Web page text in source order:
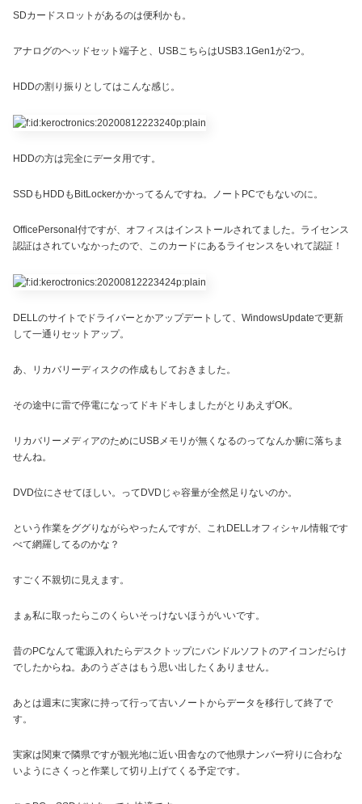
SDカードスロットがあるのは便利かも。
アナログのヘッドセット端子と、USBこちらはUSB3.1Gen1が2つ。
HDDの割り振りとしてはこんな感じ。
HDDの方は完全にデータ用です。
SSDもHDDもBitLockerかかってるんですね。ノートPCでもないのに。
OfficePersonal付ですが、オフィスはインストールされてました。ライセンス
認証はされていなかったので、このカードにあるライセンスをいれて認証！
DELLのサイトでドライバーとかアップデートして、WindowsUpdateで更新
して一通りセットアップ。
あ、リカバリーディスクの作成もしておきました。
その途中に雷で停電になってドキドキしましたがとりあえずOK。
リカバリーメディアのためにUSBメモリが無くなるのってなんか腑に落ちま
せんね。
DVD位にさせてほしい。ってDVDじゃ容量が全然足りないのか。
という作業をググりながらやったんですが、これDELLオフィシャル情報です
べて網羅してるのかな？
すごく不親切に見えます。
まぁ私に取ったらこのくらいそっけないほうがいいです。
昔のPCなんて電源入れたらデスクトップにバンドルソフトのアイコンだらけ
でしたからね。あのうざさはもう思い出したくありません。
あとは週末に実家に持って行って古いノートからデータを移行して終了で
す。
実家は関東で隣県ですが観光地に近い田舎なので他県ナンバー狩りに合わな
いようにさくっと作業して切り上げてくる予定です。